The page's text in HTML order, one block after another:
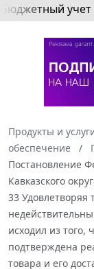
Бюджетный учет
Продукты и
обеспечение
Постановление
Кавказского
33 Удовлетворяя
исходил из того,
подтверждена
товара и его